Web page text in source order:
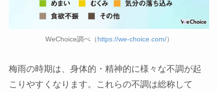
WeChoice調べ（https://we-choice.com/）
梅雨の時期は、身体的・精神的に様々な不調が起
こりやすくなります。これらの不調は総称して